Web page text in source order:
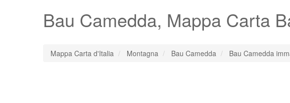
Bau Camedda, Mappa Carta
Mappa Carta d'Italia Montagna Bau Camedda Bau Camedda